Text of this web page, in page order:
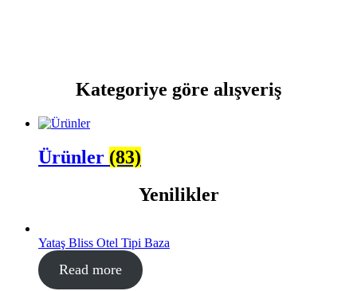
Kategoriye göre alışveriş
Ürünler (83)
Yenilikler
Yataş Bliss Otel Tipi Baza
Read more